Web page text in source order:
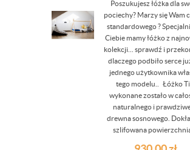
Poszukujesz łóżka dla
pociechy? Marzy się Wam
standardowego ?
Ciebie mamy łóżko z
kolekcji... sprawdź i
dlaczego podbiło serce
jednego użytkownika
tego modelu.. Łóżko
wykonane zostało w
naturalnego i
drewna sosnowego.
szlifowana powierzchnia